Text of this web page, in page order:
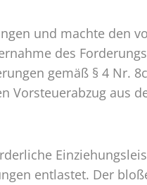
und machte den
des
gemäß § 4 Nr.
Vorsteuerabzug aus
entlastet. Der